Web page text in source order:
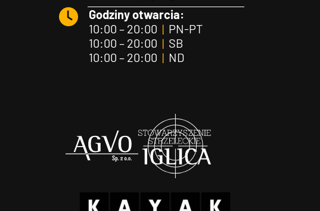
Godziny otwarcia:
10:00 – 20:00 |PN-PT
10:00 – 20:00 |SB
10:00 – 20:00 |ND
Agvo Iglica